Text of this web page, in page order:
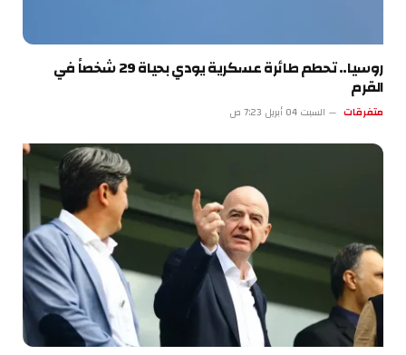
روسيا.. تحطم طائرة عسكرية يودي بحياة 29 شخصاً في
القرم
متفرقات السبت 04 أبريل 7:23 ص